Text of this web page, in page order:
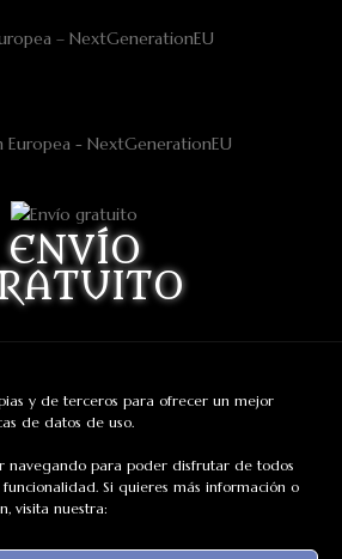
y de terceros para ofrecer un mejor
de datos de uso.
navegando para poder disfrutar de todos
Si quieres más información o
visita nuestra:
– NextGenerationEU
ENVÍO
Península 75 euros
Europa 130 euros